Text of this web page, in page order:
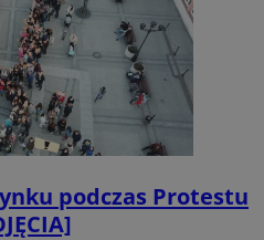
podczas Protestu